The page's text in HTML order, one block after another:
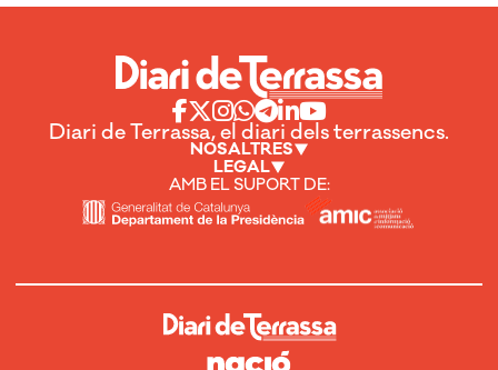
Diari de Terrassa, el diari dels terrassencs.
NOSALTRES
LEGAL
AMB EL SUPORT DE: